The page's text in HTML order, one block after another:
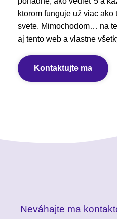
ktorom funguje už viac
svete. Mimochodom… na
aj tento web a vlastne
Kontaktujte ma
Neváhajte ma